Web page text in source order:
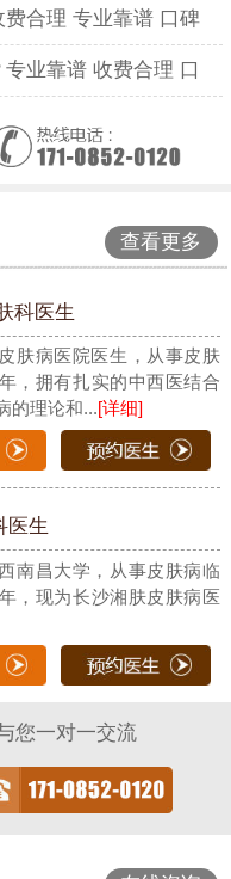
合理 专业靠谱 口碑
业靠谱 收费合理 口
查看更多
科医生
肤病医院医生，从事皮肤
，拥有扎实的中西医结合
的理论和...[详细]
医生
南昌大学，从事皮肤病临
，现为长沙湘肤皮肤病医
您一对一交流